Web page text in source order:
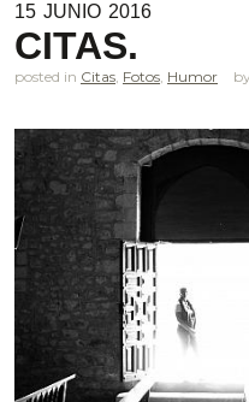
15 JUNIO 2016
CITAS.
posted in Citas, Fotos, Humor